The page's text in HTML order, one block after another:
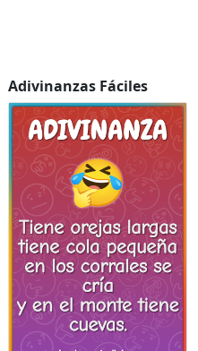
Adivinanzas Fáciles